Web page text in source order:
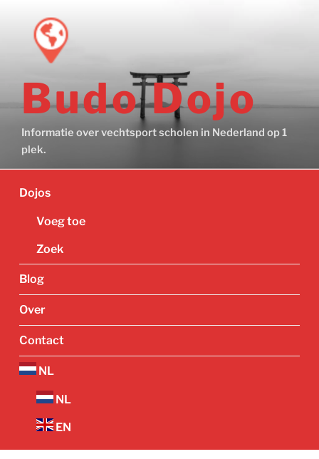
Budo Dojo
Informatie over vechtsport scholen in Nederland op 1
plek.
Dojos
Voeg toe
Zoek
Blog
Over
Contact
NL
NL
EN